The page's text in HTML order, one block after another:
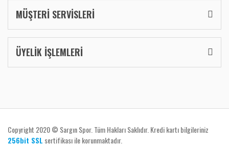
MÜŞTERİ SERVİSLERİ
ÜYELİK İŞLEMLERİ
Copyright 2020 © Sargın Spor. Tüm Hakları Saklıdır. Kredi kartı bilgileriniz
256bit SSL sertifikası ile korunmaktadır.